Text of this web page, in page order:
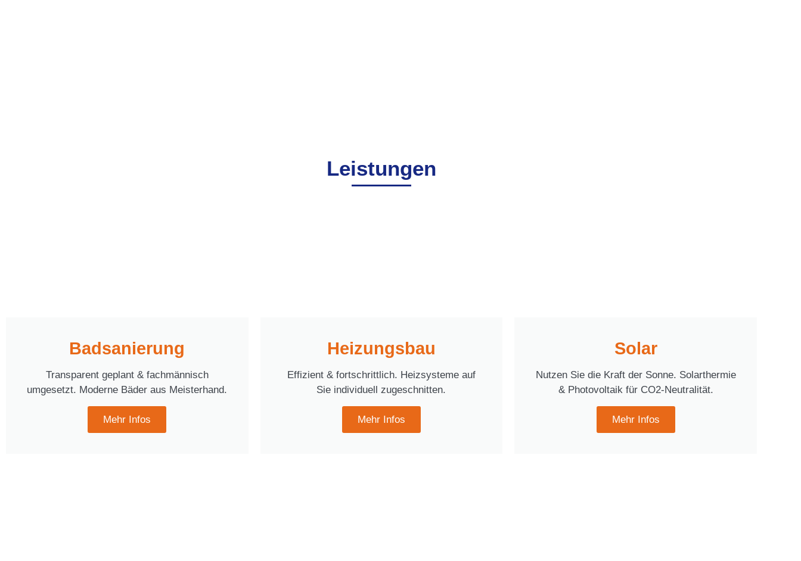
Leistungen
Badsanierung
Transparent geplant & fachmännisch
umgesetzt. Moderne Bäder aus Meisterhand.
Mehr Infos
Heizungsbau
Effizient & fortschrittlich. Heizsysteme auf
Sie individuell zugeschnitten.
Mehr Infos
Solar
Nutzen Sie die Kraft der Sonne. Solarthermie
& Photovoltaik für CO2-Neutralität.
Mehr Infos